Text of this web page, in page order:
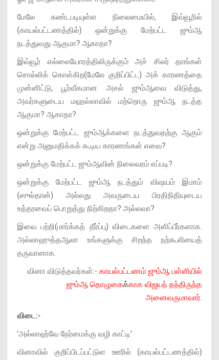
மேலே கண்டபடியுள்ள நிலைமையில், இவ்வூரில்
(காயல்பட்டணத்தில்) ஒன்றுக்கு மேற்பட்ட ஜும்ஆ
நடத்துவது ஆகுமா? ஆகாதா?
இவ்வூர் எல்லையோரத்திலிருக்கும் அச் சிலர் தாங்கள்
சொல்லிக் கொள்கிற(மேலே குறிப்பிட்ட) அக் காரணத்தை
முன்னிட்டு, பூர்வீகமான அசல் ஜும்ஆவை விடுத்து,
அவர்களுடைய மஹல்லாவில் மற்றொரு ஜும்ஆ நடத்த
ஆகுமா? ஆகாதா?
ஒன்றுக்கு மேற்பட்ட ஜும்ஆக்களை நடத்துவதற்கு ஆகும்
என்று அனுமதிக்கக் கூடிய காரணங்கள் எவை?
ஒன்றுக்கு மேற்பட்ட ஜும்ஆவின் நிலைவரம் எப்படி?
ஒன்றுக்கு மேற்பட்ட ஜும்ஆ நடத்தும் விஷயம் இமாம்
(ஸுல்தான்) அல்லது அவருடைய பிரதிநிதியுடைய
உத்தரவைப் பொறுத்து நிற்கிறதா? அல்லவா?
இவை பற்றி(மார்க்கத் தீர்ப்பு) விடைகளை அளிப்பீர்களாக.
அல்லாஹுத்தஆலா உங்களுக்கு சிறந்த நற்கூலியைத்
தருவானாக.
வினா விடுத்தவர்கள்:- காயல்பட்டணம் ஜும்ஆ பள்ளியில்
ஜும்ஆ தொழுகைக்காக விஜயந் தந்திருந்த
அனைவருமாவார்.
விடை:-
'அல்லாஹ்வே நேர்மைக்கு வழி காட்டி'
வினாவில் குறிப்பிடப்பட்டுள ஊரில் (காயல்பட்டணத்தில்)